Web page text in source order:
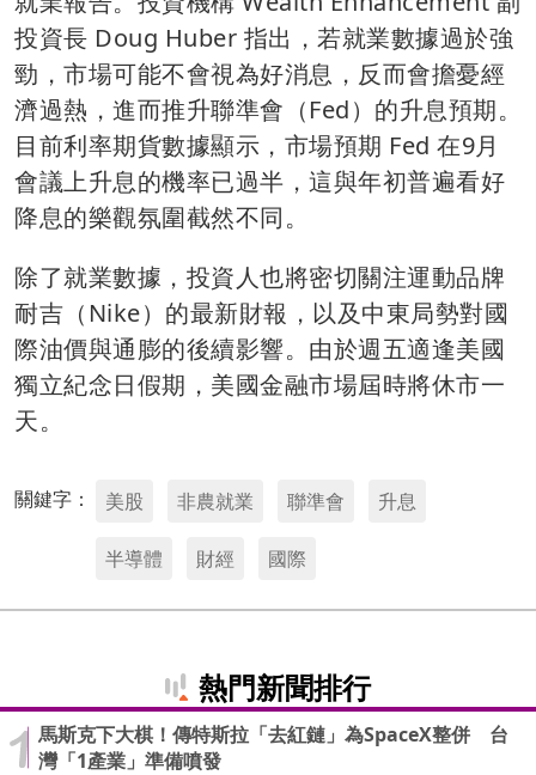
投資長 Doug Huber 指出，若就業數據過於強
勁，市場可能不會視為好消息，反而會擔憂經
濟過熱，進而推升聯準會（Fed）的升息預期。
目前利率期貨數據顯示，市場預期 Fed 在9月
會議上升息的機率已過半，這與年初普遍看好
降息的樂觀氛圍截然不同。
除了就業數據，投資人也將密切關注運動品牌
耐吉（Nike）的最新財報，以及中東局勢對國
際油價與通膨的後續影響。由於週五適逢美國
獨立紀念日假期，美國金融市場屆時將休市一
天。
關鍵字： 美股 非農就業 聯準會 升息
半導體 財經 國際
熱門新聞排行
馬斯克下大棋！傳特斯拉「去紅鏈」為SpaceX整併 台
灣「1產業」準備噴發